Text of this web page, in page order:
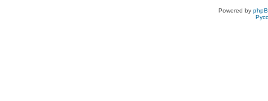
Powered by